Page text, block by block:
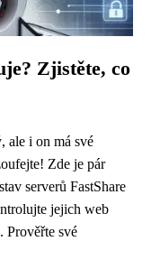
Zjistěte, co
ale i on má své
Zde je pár
serverů FastShare
jejich web
Prověřte své